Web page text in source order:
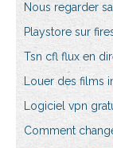
Nous regarder
Playstore sur
Tsn cfl flux en
Louer des films
Logiciel vpn
Comment